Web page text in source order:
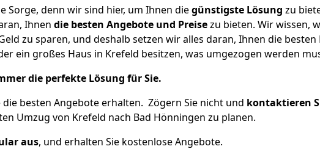
denn wir sind hier, um Ihnen diegünstigste Lösung zu
Ihnen die besten Angebote und Preisezu bieten. Wir wissen,
zu sparen, und deshalb setzen wir alles daran, Ihnen die besten
ein großes Haus in Krefeld besitzen, was umgezogen werden
die perfekte Lösung für Sie.
besten Angebote erhalten. Zögern Sie nicht und kontaktieren
Umzug von Krefeld nach Bad Hönningen zu planen.
aus, und erhalten Sie kostenlose Angebote.